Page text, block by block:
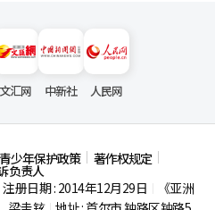
文汇网 中新社 人民网
青少年保护政策 著作权规定
负责人
注册日期 : 2014年12月29日
《亚洲